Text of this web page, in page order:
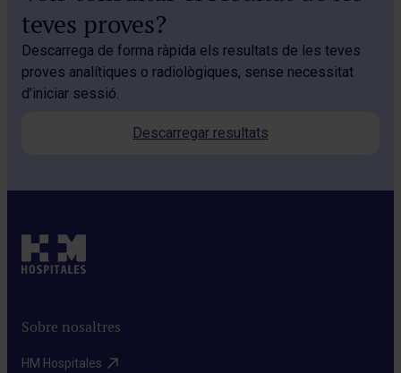
teves proves?
Descarrega de forma ràpida els resultats de les teves
proves analítiques o radiològiques, sense necessitat
d’iniciar sessió.
Descarregar resultats
Sobre nosaltres
HM Hospitales​